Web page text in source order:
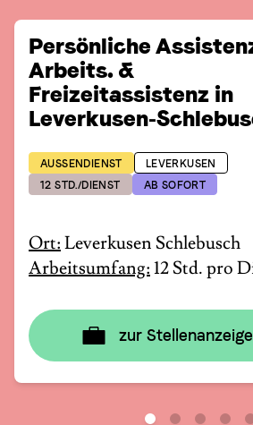
Persönliche
Arbeits. &
Freizeitassistenz in
Leverkusen-
AUSSENDIENST
LEVERKUSEN
12 STD./DIENST
AB SOFORT
Ort:Leverkusen Schlebusch
Arbeitsumfang:12 Std. pro
zur Stellenanzeige